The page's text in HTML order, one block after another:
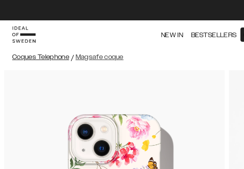
NEW IN BESTSELLERS
Coques Telephone / Magsafe coque